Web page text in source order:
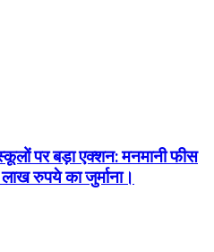
पर बड़ा एक्शन: मनमानी फीस
रुपये का जुर्माना।